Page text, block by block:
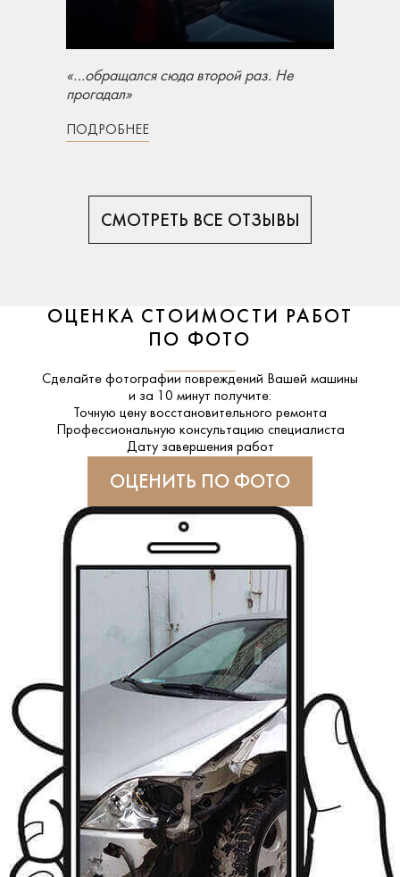
«…обращался сюда второй раз. Не
прогадал»
ПОДРОБНЕЕ
СМОТРЕТЬ ВСЕ ОТЗЫВЫ
ОЦЕНКА СТОИМОСТИ РАБОТ
ПО ФОТО
Сделайте фотографии повреждений Вашей машины
и за 10 минут получите:
Точную цену восстановительного ремонта
Профессиональную консультацию специалиста
Дату завершения работ
ОЦЕНИТЬ ПО ФОТО